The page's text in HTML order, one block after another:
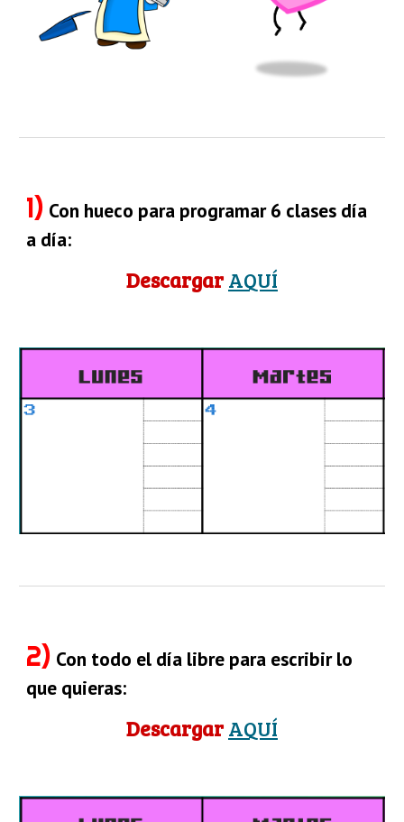
1) Con hueco para programar 6 clases día
a día:
Descargar AQUÍ
2) Con todo el día libre para escribir lo
que quieras:
Descargar AQUÍ